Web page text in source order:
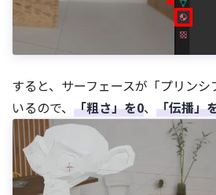
すると、サーフェースが「プリンシ
いるので、 「粗さ」を0、 「伝播」